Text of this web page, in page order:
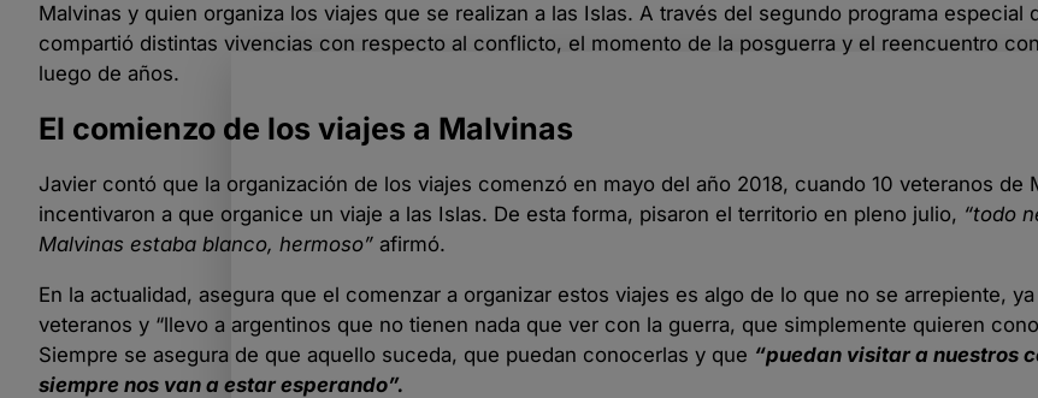
Malvinas y quien organiza los viajes que se realizan a las Islas. A través del segundo programa especial
compartió distintas vivencias con respecto al conflicto, el momento de la posguerra y el reencuentro
luego de años.
El comienzo de los viajes a Malvinas
Javier contó que la organización de los viajes comenzó en mayo del año 2018, cuando 10 veteranos de
incentivaron a que organice un viaje a las Islas. De esta forma, pisaron el territorio en pleno julio, “todo
Malvinas estaba blanco, hermoso” afirmó.
En la actualidad, asegura que el comenzar a organizar estos viajes es algo de lo que no se arrepiente,
veteranos y “llevo a argentinos que no tienen nada que ver con la guerra, que simplemente quieren
Siempre se asegura de que aquello suceda, que puedan conocerlas y que “puedan visitar a nuestros
siempre nos van a estar esperando”.